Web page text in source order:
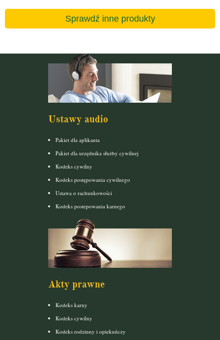
Sprawdź inne produkty
Ustawy audio
Pakiet dla aplikanta
Pakiet dla urzędnika służby cywilnej
Kodeks cywilny
Kodeks postępowania cywilnego
Ustawa o rachunkowości
Kodeks postepowania karnego
Akty prawne
Kodeks karny
Kodeks cywilny
Kodeks rodzinny i opiekuńczy